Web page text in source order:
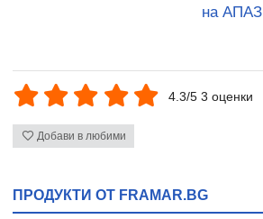
на АПАЗ
4.3/5 3 оценки
Добави в любими
ПРОДУКТИ ОТ FRAMAR.BG